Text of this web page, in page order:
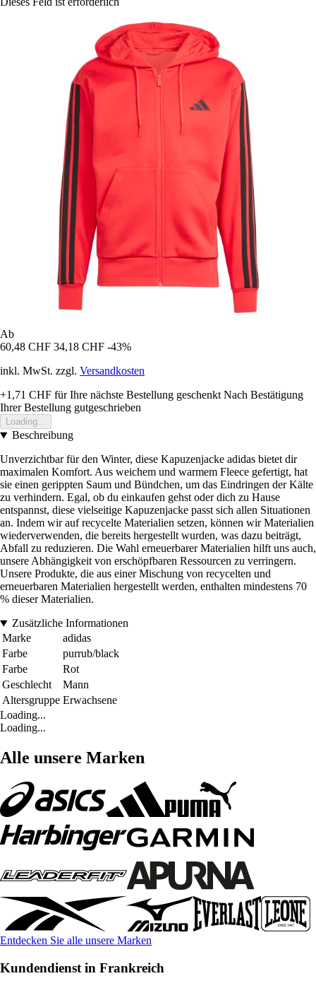
Ab
60,48 CHF 34,18 CHF -43%
inkl. MwSt. zzgl. Versandkosten
+1,71 CHF für Ihre nächste Bestellung geschenkt Nach Bestätigung
Ihrer Bestellung gutgeschrieben
Loading...
Beschreibung
Unverzichtbar für den Winter, diese Kapuzenjacke adidas bietet dir
maximalen Komfort. Aus weichem und warmem Fleece gefertigt, hat
sie einen gerippten Saum und Bündchen, um das Eindringen der Kälte
zu verhindern. Egal, ob du einkaufen gehst oder dich zu Hause
entspannst, diese vielseitige Kapuzenjacke passt sich allen Situationen
an. Indem wir auf recycelte Materialien setzen, können wir Materialien
wiederverwenden, die bereits hergestellt wurden, was dazu beiträgt,
Abfall zu reduzieren. Die Wahl erneuerbarer Materialien hilft uns auch,
unsere Abhängigkeit von erschöpfbaren Ressourcen zu verringern.
Unsere Produkte, die aus einer Mischung von recycelten und
erneuerbaren Materialien hergestellt werden, enthalten mindestens 70
% dieser Materialien.
Zusätzliche Informationen
Marke
adidas
Farbe
purrub/black
Farbe
Rot
Geschlecht
Mann
Altersgruppe Erwachsene
Loading...
Loading...
Alle unsere Marken
Entdecken Sie alle unsere Marken
Kundendienst in Frankreich